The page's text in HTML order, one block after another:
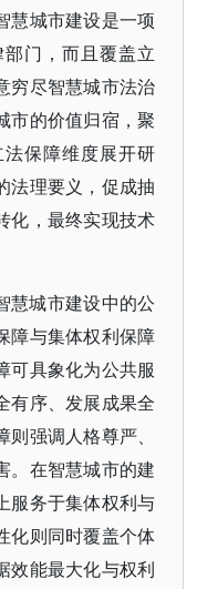
慧城市建设是一项
门，而且覆盖立
穷尽智慧城市法治
市的价值归宿，聚
保障维度展开研
法理要义，促成抽
化，最终实现技术
慧城市建设中的公
障与集体权利保障
可具象化为公共服
有序、发展成果全
强调人格尊严、
。在智慧城市的建
服务于集体权利与
化则同时覆盖个体
效能最大化与权利